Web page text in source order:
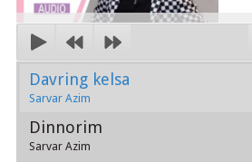
Davring kelsa
Sarvar Azim
Dinnorim
Sarvar Azim